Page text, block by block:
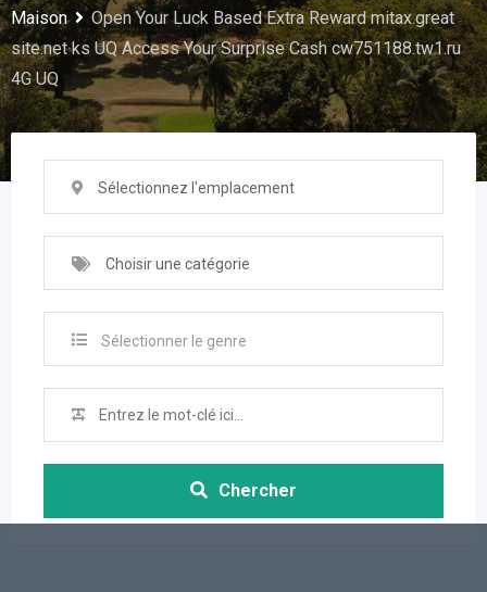
Maison
Open Your Luck Based Extra Reward mitax.great
site.net ks UQ Access Your Surprise Cash cw751188.tw1.ru
4G UQ
Sélectionnez l'emplacement
Choisir une catégorie
Sélectionner le genre
Chercher